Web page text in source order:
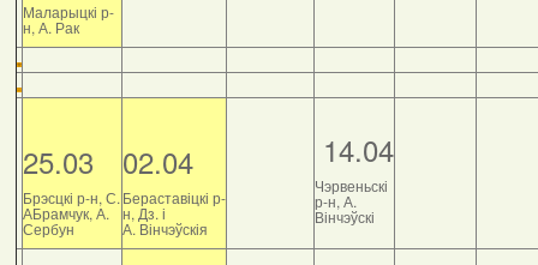
Маларыцкі р-
н, А. Рак
25.03
Брэсцкі р-н, С.
АБрамчук, А.
Сербун
02.04
Бераставіцкі р-
н, Дз. і
А. Вінчэўскія
14.04
Чэрвеньскі
р-н, А.
Вінчэўскі